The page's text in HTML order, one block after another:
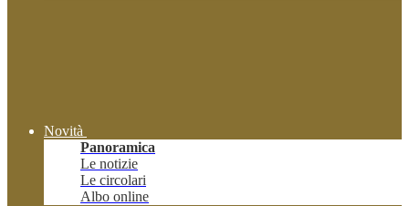
Novità
Panoramica
Le notizie
Le circolari
Albo online